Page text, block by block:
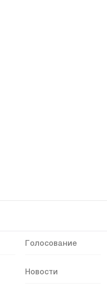
Голосование
Новости